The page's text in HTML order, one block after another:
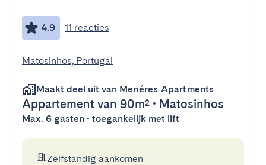
4.9 11 reacties
Matosinhos, Portugal
Maakt deel uit van Menéres Apartments
Appartement van 90m² • Matosinhos
Max. 6 gasten • toegankelijk met lift
Zelfstandig aankomen